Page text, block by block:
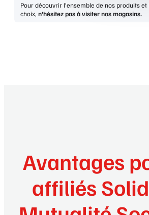
Pour découvrir l’ensemble de nos produits
choix, n’hésitez pas à visiter nos magasins.
Avantages
affiliés